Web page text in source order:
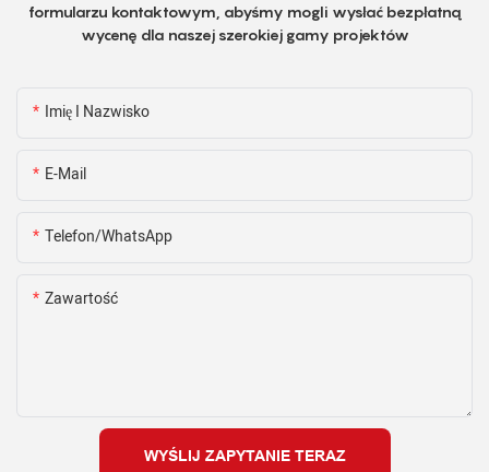
formularzu kontaktowym, abyśmy mogli wysłać bezpłatną
wycenę dla naszej szerokiej gamy projektów
Imię I Nazwisko
E-Mail
Telefon/WhatsApp
Zawartość
WYŚLIJ ZAPYTANIE TERAZ